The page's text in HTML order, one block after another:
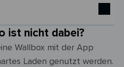
ist nicht dabei?
Wallbox mit der App
Laden genutzt werden.